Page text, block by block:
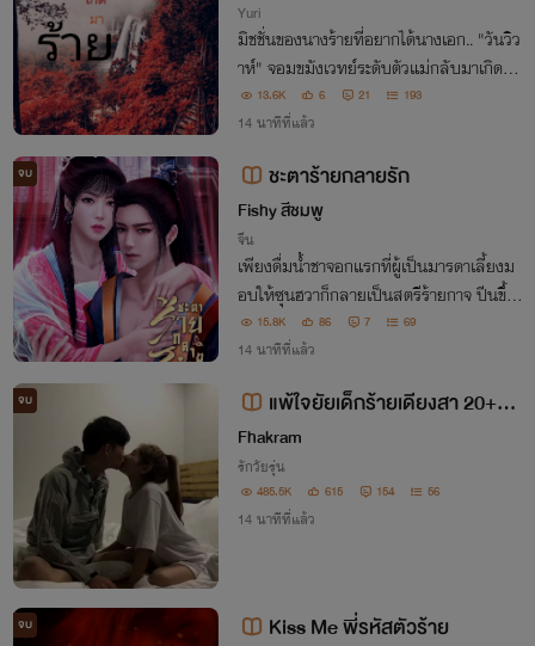
Yuri
มิชชั่นของนางร้ายที่อยากได้นางเอก.. "วันวิว
าห์" จอมขมังเวทย์ระดับตัวแม่กลับมาเกิดให
ม่เพื่อสานต่อความรักที่ไม่สมหวังในชาติก่อ
น..สันดานเคยร้ายมันก็ยังคงร้ายแต่หัวใจเคย
13.6K 6 21 193
14 นาทีที่แล้ว
จบ ชะตาร้ายกลายรัก
Fishy สีชมพู
จีน
เพียงดื่มน้ำชาจอกแรกที่ผู้เป็นมารดาเลี้ยงม
อบให้ซุนฮวาก็กลายเป็นสตรีร้ายกาจ ปีนขึ้นเ
ตียงท่านอ๋องผู้เป็นคู่หมายของน้องสาวจำใจ
กล้ำกลืนสถานะพระชายาตัวแทนเป็นเพียงเง
15.8K 86 7 69
14 นาทีที่แล้ว
จบ
แพ้ใจยัยเด็กร้ายเดียงสา 20++
END
Fhakram
รักวัยรุ่น
485.5K 615 154 56
14 นาทีที่แล้ว
จบ Kiss Me พี่รหัสตัวร้าย